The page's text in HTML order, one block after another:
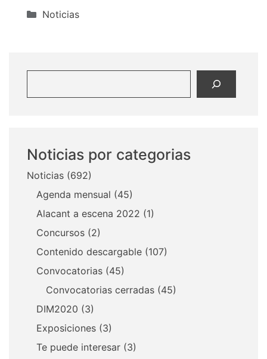
Categorías
Noticias
Noticias por categorias
Noticias (692)
Agenda mensual (45)
Alacant a escena 2022 (1)
Concursos (2)
Contenido descargable (107)
Convocatorias (45)
Convocatorias cerradas (45)
DIM2020 (3)
Exposiciones (3)
Te puede interesar (3)